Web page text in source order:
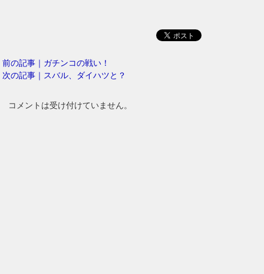
前の記事｜ガチンコの戦い！
次の記事｜スバル、ダイハツと？
コメントは受け付けていません。